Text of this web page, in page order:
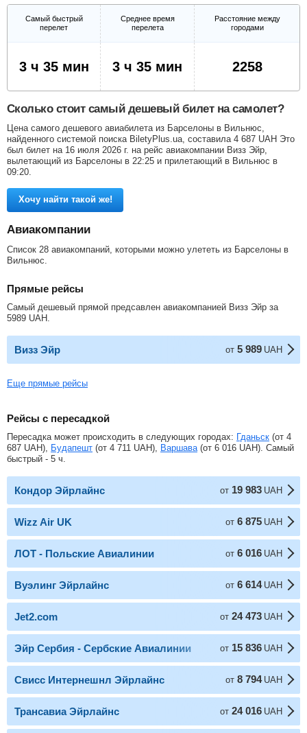
Самый быстрый
перелет
Среднее время
перелета
Расстояние между
городами
3 ч 35 мин 3 ч 35 мин 2258
Сколько стоит самый дешевый билет на самолет?
Цена самого дешевого авиабилета из Барселоны в Вильнюс,
найденного системой поиска BiletyPlus.ua, составила 4 687 UAH Это
был билет на 16 июля 2026 г. на рейс авиакомпании Визз Эйр,
вылетающий из Барселоны в 22:25 и прилетающий в Вильнюс в
09:20.
Хочу найти такой же!
Авиакомпании
Список 28 авиакомпаний, которыми можно улететь из Барселоны в
Вильнюс.
Прямые рейсы
Самый дешевый прямой предсавлен авиакомпанией Визз Эйр за
5989 UAH
Визз Эйр от 5 989 UAH
Еще прямые рейсы
Рейсы с пересадкой
Пересадка может происходить в следующих городах: Гданьск (от 4
687 UAH), Будапешт (от 4 711 UAH), Варшава (от 6 016 UAH). Самый
быстрый - 5 ч.
Кондор Эйрлайнс от 19 983 UAH
Wizz Air UK от 6 875 UAH
ЛОТ - Польские Авиалинии от 6 016 UAH
Вуэлинг Эйрлайнс от 6 614 UAH
Jet2.com от 24 473 UAH
Эйр Сербия - Сербские Авиалинии от 15 836 UAH
Свисс Интернешнл Эйрлайнс от 8 794 UAH
Трансавиа Эйрлайнс от 24 016 UAH